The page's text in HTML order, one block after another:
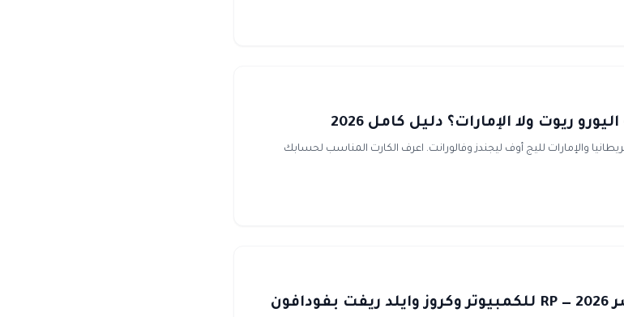
ريوت ولا الإمارات؟ دليل كامل 2026
والإمارات لليج أوف ليجندز وفالورانت. اعرف الكارت المناسب لحسابك
شحن ليج اوف ليجيندز في مصر 2026 — RP للكمبيوتر وكروز وايلد ريفت بفودافون